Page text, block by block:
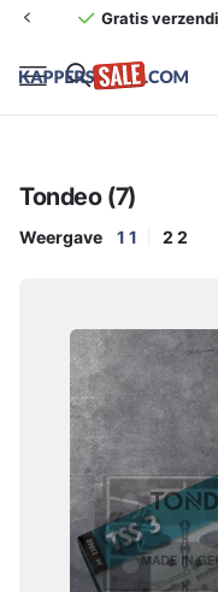
Gratis
Tondeo (7)
Weergave 1 1 2 2